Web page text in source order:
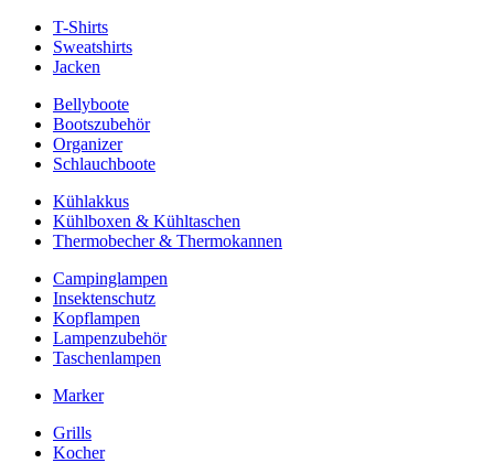
T-Shirts
Sweatshirts
Jacken
Bellyboote
Bootszubehör
Organizer
Schlauchboote
Kühlakkus
Kühlboxen & Kühltaschen
Thermobecher & Thermokannen
Campinglampen
Insektenschutz
Kopflampen
Lampenzubehör
Taschenlampen
Marker
Grills
Kocher